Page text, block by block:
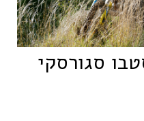
סגורסקי